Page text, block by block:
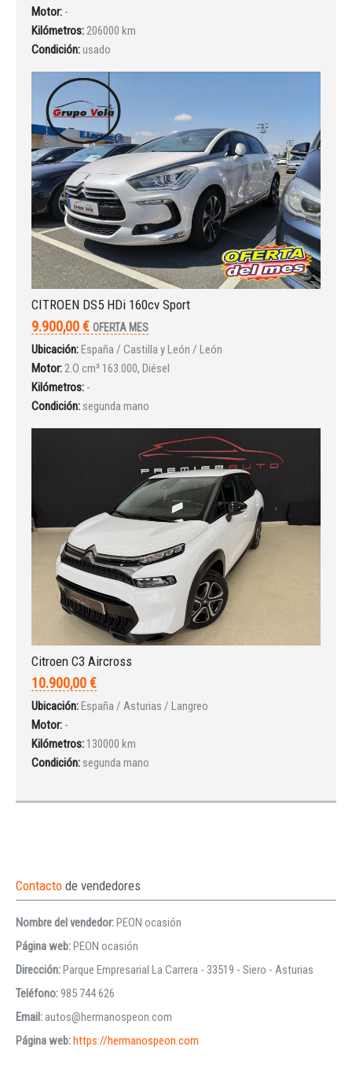
Iniciar sesión
INICIAR SESIÓN
¿Ha olvidado la contraseña?
Motor: -
Kilómetros:206000 km
Condición:usado
CITROEN DS5 HDi 160cv Sport
9.900,00 € OFERTA MES
Ubicación:España / Castilla y León / León
Motor:2.O cm³ 163.000, Diésel
Kilómetros: -
Condición: segunda mano
Citroen C3 Aircross
10.900,00 €
Ubicación:España / Asturias / Langreo
Motor: -
Kilómetros: 130000 km
Condición: segunda mano
Contacto de vendedores
Nombre del vendedor:PEON ocasión
Página web:PEON ocasión
Dirección:Parque Empresarial La Carrera - 33519 - Siero - Asturias
Teléfono:985 744 626
Email:autos@hermanospeon.com
Página web:https://hermanospeon.com